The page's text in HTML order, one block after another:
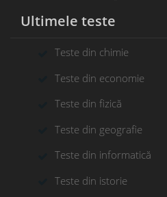
Ultimele teste
Teste din chimie
Teste din economie
Teste din fizică
Teste din geografie
Teste din informatică
Teste din istorie